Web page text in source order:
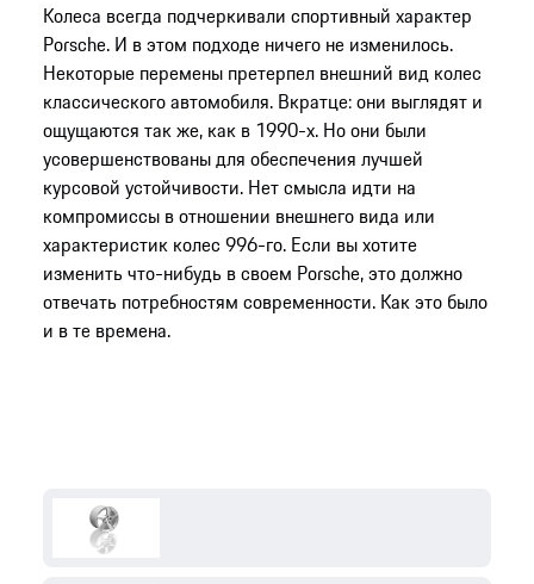
Колеса всегда подчеркивали спортивный характер
Porsche. И в этом подходе ничего не изменилось.
Некоторые перемены претерпел внешний вид колес
классического автомобиля. Вкратце: они выглядят и
ощущаются так же, как в 1990-х. Но они были
усовершенствованы для обеспечения лучшей
курсовой устойчивости. Нет смысла идти на
компромиссы в отношении внешнего вида или
характеристик колес 996-го. Если вы хотите
изменить что-нибудь в своем Porsche, это должно
отвечать потребностям современности. Как это было
и в те времена.